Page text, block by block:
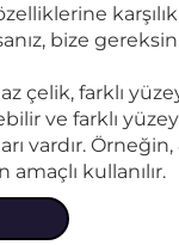
bize
çelik, farklı
ve farklı
vardır.
amaçlı kullanılır.